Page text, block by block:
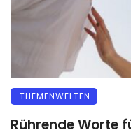
THEMENWELTEN
Rührende Worte